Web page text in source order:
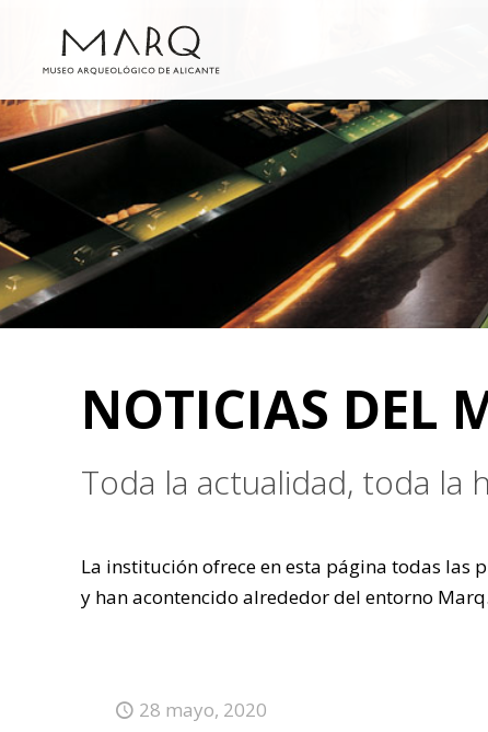
NOTICIAS DEL
Toda la actualidad, toda la
La institución ofrece en esta página todas las
y han acontencido alrededor del entorno Marq.
28 mayo, 2020